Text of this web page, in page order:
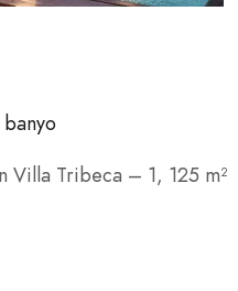
banyo
Villa Tribeca – 1, 125 m²